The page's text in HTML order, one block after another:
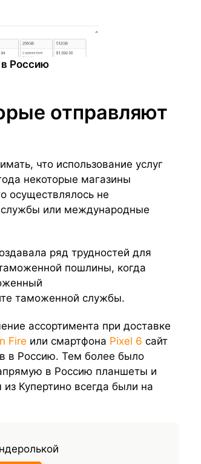
Россию
отправляют
что использование услуг
некоторые магазины
осуществлялось не
или международные
ряд трудностей для
пошлины, когда
таможенной службы.
ассортимента при доставке
Fire или смартфона Pixel 6 сайт
в Россию. Тем более было
в Россию планшеты и
Купертино всегда были на